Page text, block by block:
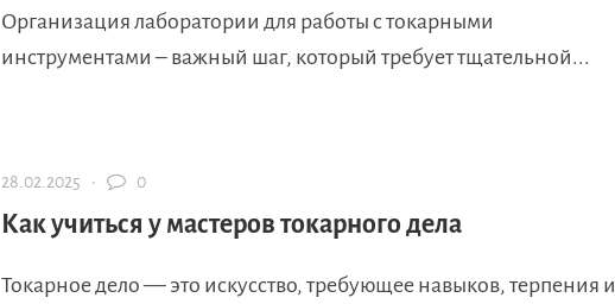
Организация лаборатории для работы с токарными
инструментами – важный шаг, который требует тщательной...
28.02.2025 · 0
Как учиться у мастеров токарного дела
Токарное дело — это искусство, требующее навыков, терпения и